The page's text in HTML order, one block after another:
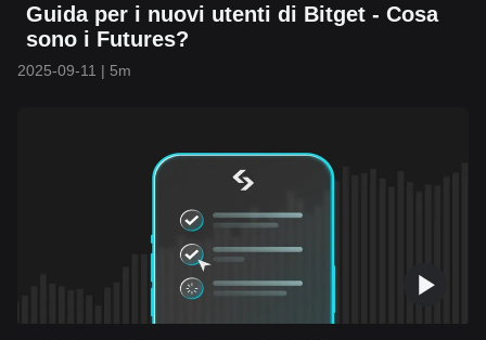
Guida per i nuovi utenti di Bitget - Cosa
sono i Futures?
2025-09-11 | 5m